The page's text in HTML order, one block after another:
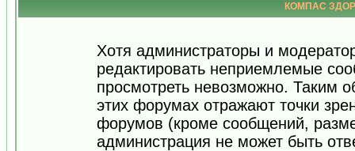
КОМПАС
Хотя администраторы и
редактировать неприемлемые
просмотреть невозможно. Таким
этих форумах отражают точки
форумов (кроме сообщений,
администрация не может быть